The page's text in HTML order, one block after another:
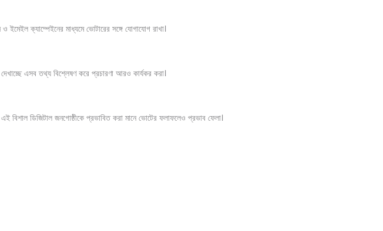
ক্যাম্পেইনের মাধ্যমে ভোটারের সঙ্গে যোগাযোগ রাখা।
এসব তথ্য বিশ্লেষণ করে প্রচারণা আরও কার্যকর করা।
বিশাল ডিজিটাল জনগোষ্ঠীকে প্রভাবিত করা মানে ভোটের ফলাফলেও প্রভাব ফেলা।